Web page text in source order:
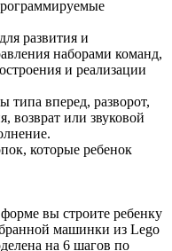
развития и
наборами команд,
и реализации
типа вперед, разворот,
возврат или звуковой
которые ребенок
вы строите ребенку
машинки из Lego
на 6 шагов по